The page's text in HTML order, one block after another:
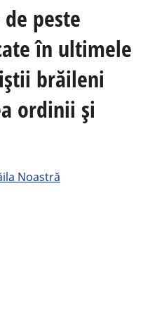
peste
în ultimele
brăileni
ordinii și
Noastră